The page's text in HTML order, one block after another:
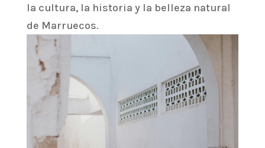
la cultura, la historia y la belleza natural
de Marruecos.